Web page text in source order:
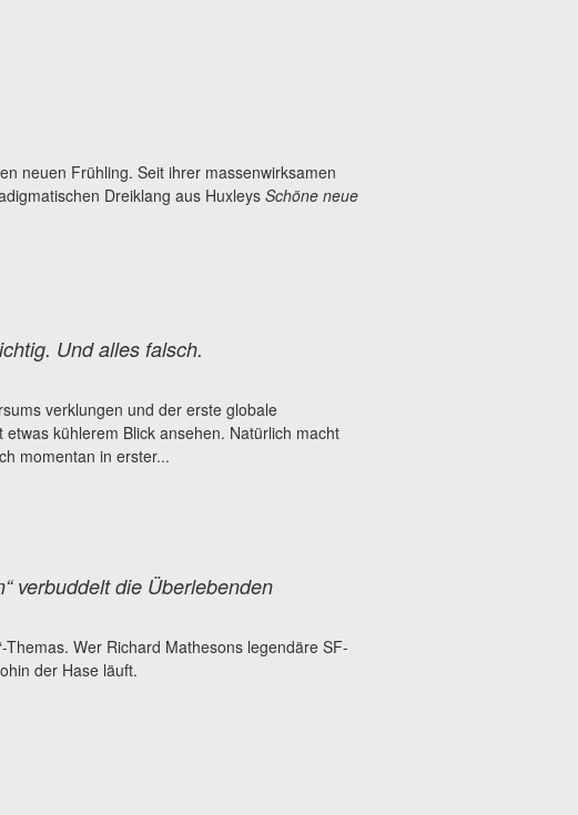
neuen Frühling. Seit ihrer massenwirksamen
Dreiklang aus Huxleys Schöne neue
Und alles falsch.
verklungen und der erste globale
kühlerem Blick ansehen. Natürlich macht
momentan in erster...
verbuddelt die Überlebenden
Themas. Wer Richard Mathesons legendäre SF-
der Hase läuft.